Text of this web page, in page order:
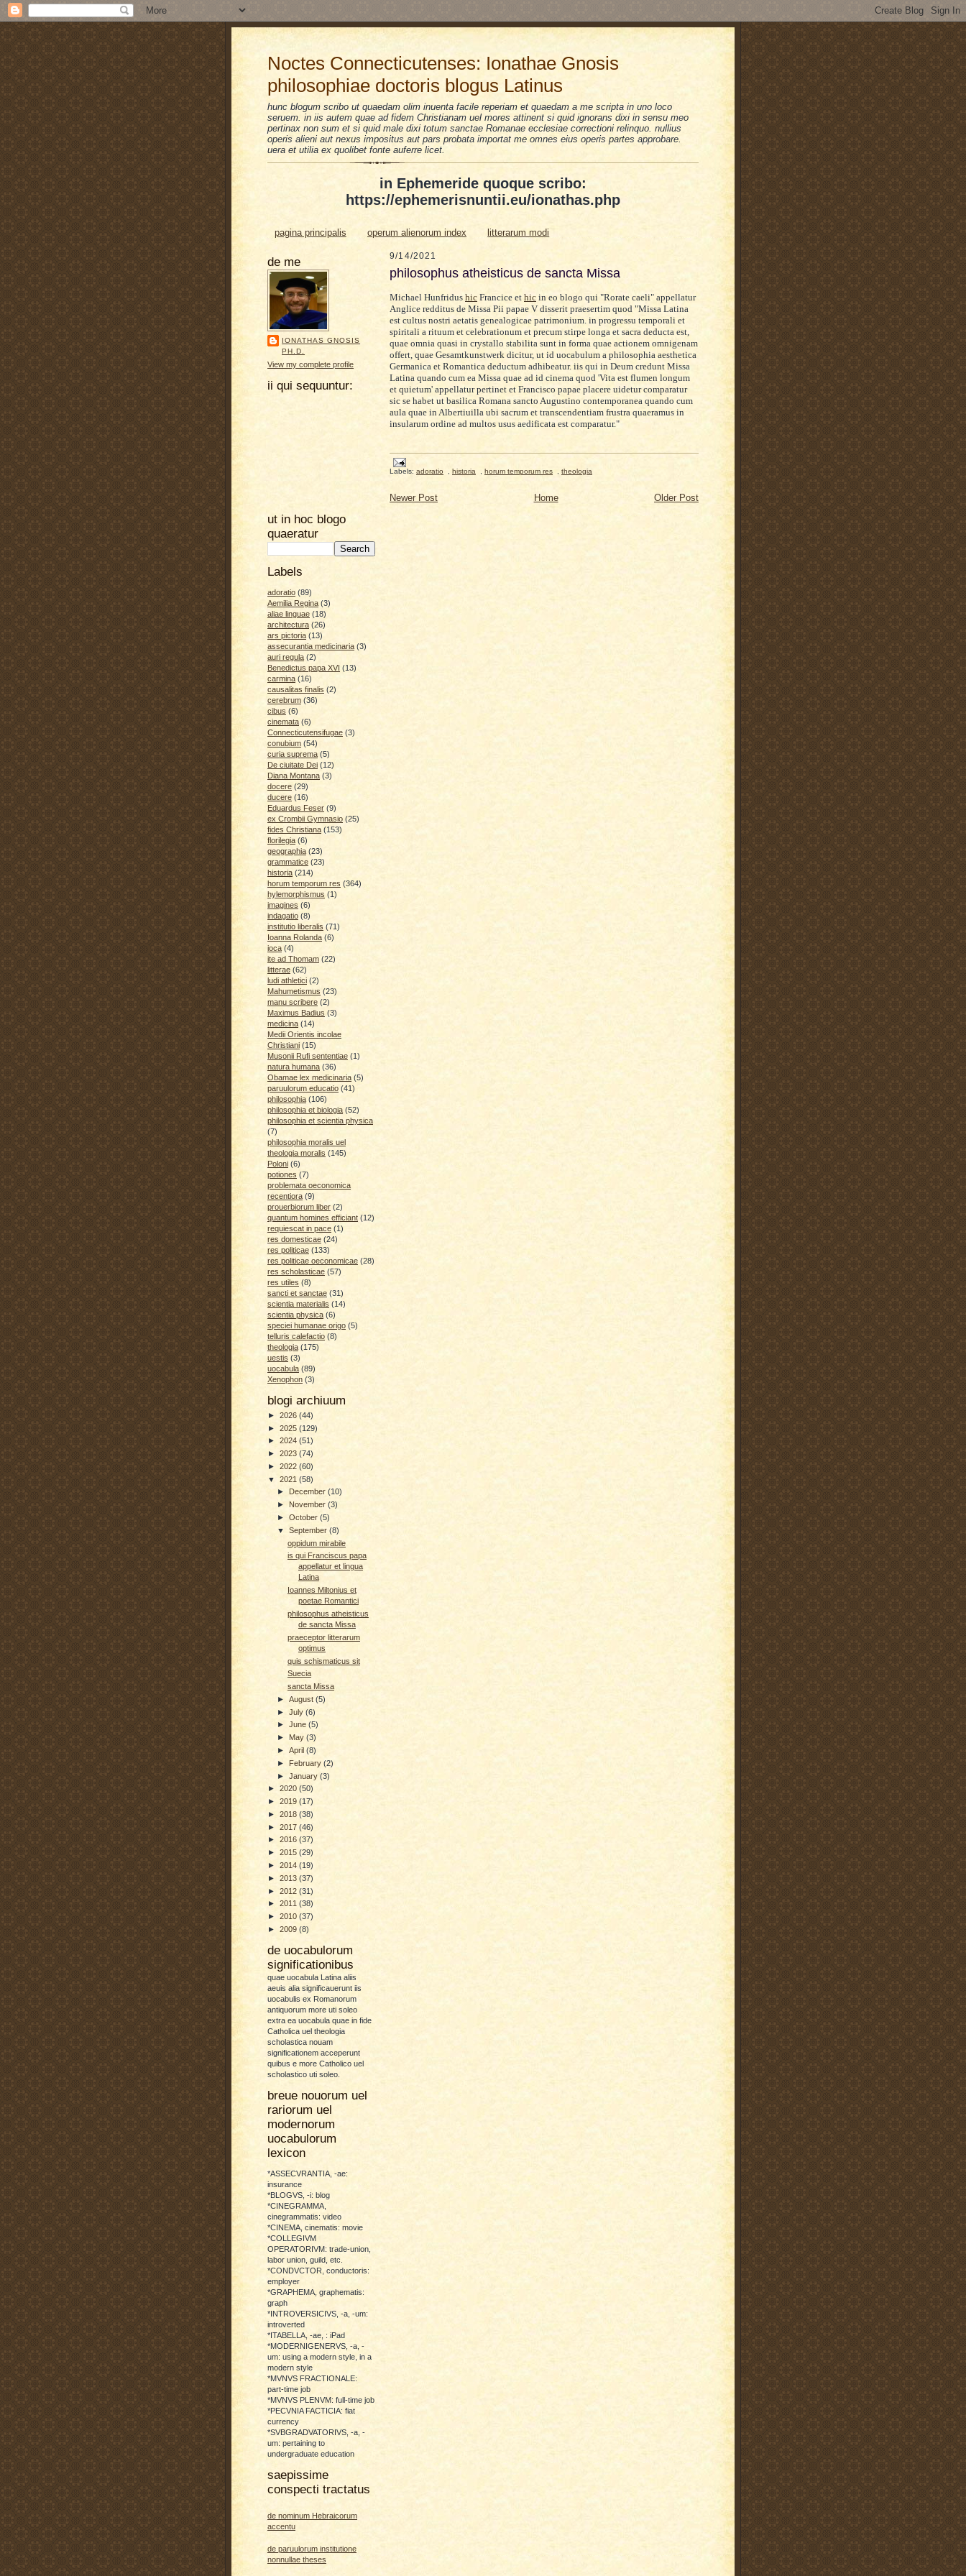
Noctes Connecticutenses: Ionathae Gnosis
philosophiae doctoris blogus Latinus
hunc blogum scribo ut quaedam olim inuenta facile reperiam et quaedam a me scripta in uno loco
seruem. in iis autem quae ad fidem Christianam uel mores attinent si quid ignorans dixi in sensu meo
pertinax non sum et si quid male dixi totum sanctae Romanae ecclesiae correctioni relinquo. nullius
operis alieni aut nexus impositus aut pars probata importat me omnes eius operis partes approbare.
uera et utilia ex quolibet fonte auferre licet.
in Ephemeride quoque scribo:
https://ephemerisnuntii.eu/ionathas.php
pagina principalis operum alienorum index litterarum modi
de me
IONATHAS GNOSIS
PH.D.
View my complete profile
ii qui sequuntur:
ut in hoc blogo
quaeratur
Labels
adoratio (89)
Aemilia Regina (3)
aliae linguae (18)
architectura (26)
ars pictoria (13)
assecurantia medicinaria (3)
auri regula (2)
Benedictus papa XVI (13)
carmina (16)
causalitas finalis (2)
cerebrum (36)
cibus (6)
cinemata (6)
Connecticutensifugae (3)
conubium (54)
curia suprema (5)
De ciuitate Dei (12)
Diana Montana (3)
docere (29)
ducere (16)
Eduardus Feser (9)
ex Crombii Gymnasio (25)
fides Christiana (153)
florilegia (6)
geographia (23)
grammatice (23)
historia (214)
horum temporum res (364)
hylemorphismus (1)
imagines (6)
indagatio (8)
institutio liberalis (71)
Ioanna Rolanda (6)
ioca (4)
ite ad Thomam (22)
litterae (62)
ludi athletici (2)
Mahumetismus (23)
manu scribere (2)
Maximus Badius (3)
medicina (14)
Medii Orientis incolae
Christiani (15)
Musonii Rufi sententiae (1)
natura humana (36)
Obamae lex medicinaria (5)
paruulorum educatio (41)
philosophia (106)
philosophia et biologia (52)
philosophia et scientia physica
(7)
philosophia moralis uel
theologia moralis (145)
Poloni (6)
potiones (7)
problemata oeconomica
recentiora (9)
prouerbiorum liber (2)
quantum homines efficiant (12)
requiescat in pace (1)
res domesticae (24)
res politicae (133)
res politicae oeconomicae (28)
res scholasticae (57)
res utiles (8)
sancti et sanctae (31)
scientia materialis (14)
scientia physica (6)
speciei humanae origo (5)
telluris calefactio (8)
theologia (175)
uestis (3)
uocabula (89)
Xenophon (3)
blogi archiuum
► 2026 (44)
► 2025 (129)
► 2024 (51)
► 2023 (74)
► 2022 (60)
▼ 2021 (58)
►
December(10)
► November(3)
►October(5)
▼September(8)
oppidum mirabile
is qui Franciscus papa
appellatur et lingua
Latina
Ioannes Miltonius et
poetae Romantici
philosophus atheisticus
de sancta Missa
praeceptor litterarum
optimus
quis schismaticus sit
Suecia
sancta Missa
►August(5)
►July(6)
►June(5)
► May(3)
►April(8)
► February(2)
►January(3)
► 2020 (50)
► 2019 (17)
► 2018 (38)
► 2017 (46)
► 2016 (37)
► 2015 (29)
► 2014 (19)
► 2013 (37)
► 2012 (31)
► 2011 (38)
► 2010 (37)
► 2009 (8)
de uocabulorum
significationibus
quae uocabula Latina aliis
aeuis alia significauerunt iis
uocabulis ex Romanorum
antiquorum more uti soleo
extra ea uocabula quae in fide
Catholica uel theologia
scholastica nouam
significationem acceperunt
quibus e more Catholico uel
scholastico uti soleo.
breue nouorum uel
rariorum uel
modernorum
uocabulorum
lexicon
*ASSECVRANTIA, -ae:
insurance
*BLOGVS, -i: blog
*CINEGRAMMA,
cinegrammatis: video
*CINEMA, cinematis: movie
*COLLEGIVM
OPERATORIVM: trade-union,
labor union, guild, etc.
*CONDVCTOR, conductoris:
employer
*GRAPHEMA, graphematis:
graph
*INTROVERSICIVS, -a, -um:
introverted
*ITABELLA, -ae, : iPad
*MODERNIGENERVS, -a, -
um: using a modern style, in a
modern style
*MVNVS FRACTIONALE:
part-time job
*MVNVS PLENVM: full-time job
*PECVNIA FACTICIA: fiat
currency
*SVBGRADVATORIVS, -a, -
um: pertaining to
undergraduate education
saepissime
conspecti tractatus
de nominum Hebraicorum
accentu
de paruulorum institutione
nonnullae theses
9/14/2021
philosophus atheisticus de sancta Missa
Michael Hunfridus hic Francice et hic in eo blogo qui "Rorate caeli" appellatur
Anglice redditus de Missa Pii papae V disserit praesertim quod "Missa Latina
est cultus nostri aetatis genealogicae patrimonium. in progressu temporali et
spiritali a rituum et celebrationum et precum stirpe longa et sacra deducta est,
quae omnia quasi in crystallo stabilita sunt in forma quae actionem omnigenam
offert, quae Gesamtkunstwerk dicitur, ut id uocabulum a philosophia aesthetica
Germanica et Romantica deductum adhibeatur. iis qui in Deum credunt Missa
Latina quando cum ea Missa quae ad id cinema quod 'Vita est flumen longum
et quietum' appellatur pertinet et Francisco papae placere uidetur comparatur
sic se habet ut basilica Romana sancto Augustino contemporanea quando cum
aula quae in Albertiuilla ubi sacrum et transcendentiam frustra quaeramus in
insularum ordine ad multos usus aedificata est comparatur."
Labels: adoratio historia horum temporum res theologia
Newer Post Older Post
Home